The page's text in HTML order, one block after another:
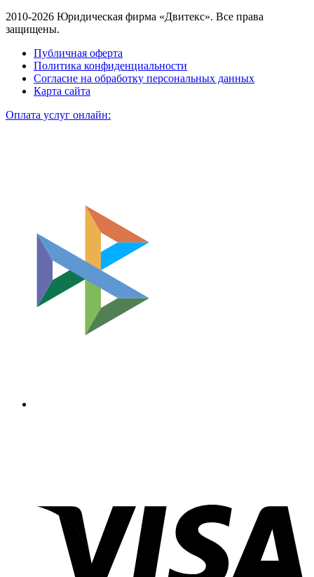
2010-2026 Юридическая фирма «Двитекс». Все права
защищены.
Публичная оферта
Политика конфиденциальности
Согласие на обработку персональных данных
Карта сайта
Оплата услуг онлайн: